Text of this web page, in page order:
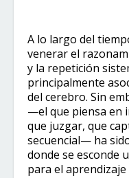
A lo largo del
venerar el
y la repetición
principalmente
del cerebro. Sin
—el que piensa en
que juzgar, que
secuencial— ha
donde se esconde
para el aprendizaje